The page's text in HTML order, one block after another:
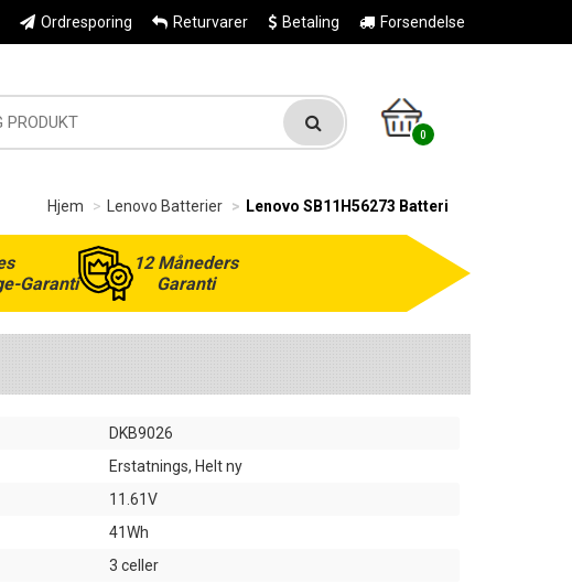
Ordresporing Returvarer Betaling Forsendelse
0
Hjem Lenovo Batterier Lenovo SB11H56273 Batteri
Garanti
12 Måneders
Garanti
DKB9026
Erstatnings, Helt ny
11.61V
41Wh
3 celler